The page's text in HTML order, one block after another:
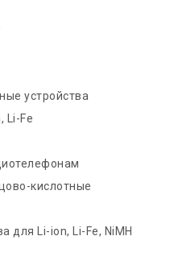
устройства
Li-Fe
кислотные
для Li-ion, Li-Fe, NiMH